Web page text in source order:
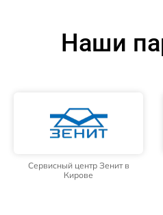
Наши
Сервисный центр Зенит в
Кирове